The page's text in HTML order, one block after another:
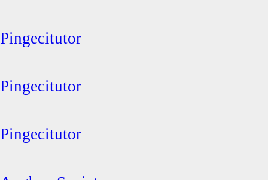
Pingecitutor
Pingecitutor
Pingecitutor